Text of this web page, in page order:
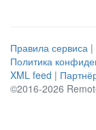
Правила сервиса |
Политика
XML feed |
©2016-2026